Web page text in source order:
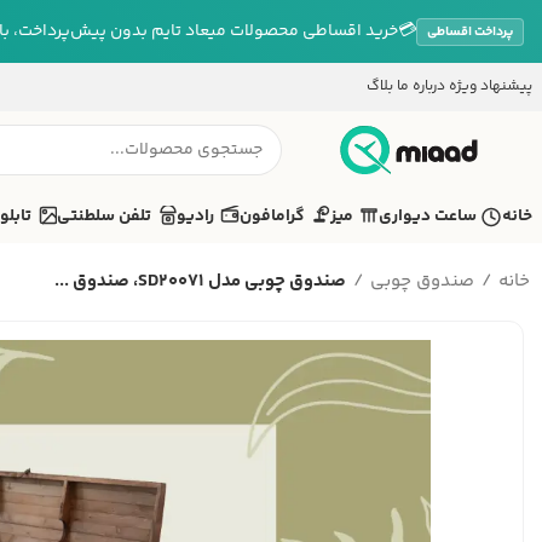
پرداخت اقساطی 💳خرید اقساطی محصولات میعاد تایم بدون پیش‌پرداخت،
پیشنهاد ویژه درباره ما بلاگ
خانه ساعت دیواری میز گرامافون رادیو تلفن سلطنتی تابلو
خانه صندوق چوبی صندوق چوبی مدل SD20071، صندوق ...